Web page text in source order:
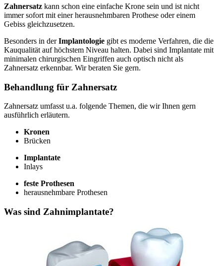
Zahnersatz kann schon eine einfache Krone sein und ist nicht
immer sofort mit einer herausnehmbaren Prothese oder einem
Gebiss gleichzusetzen.
Besonders in derImplantologie gibt es moderne Verfahren, die die
Kauqualität auf höchstem Niveau halten. Dabei sind Implantate mit
minimalen chirurgischen Eingriffen auch optisch nicht als
Zahnersatz erkennbar. Wir beraten Sie gern.
Behandlung für Zahnersatz
Zahnersatz umfasst u.a. folgende Themen, die wir Ihnen gern
ausführlich erläutern.
Kronen
Brücken
Implantate
Inlays
feste Prothesen
herausnehmbare Prothesen
Was sind Zahnimplantate?